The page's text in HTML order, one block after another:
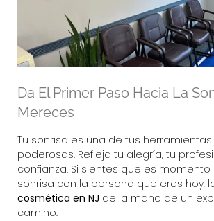
Da El Primer Paso Hacia La
Mereces
Tu sonrisa es una de tus
poderosas. Refleja tu alegría, tu
confianza. Si sientes que es
sonrisa con la persona que eres hoy,
cosmética en NJ de la mano de un
camino.